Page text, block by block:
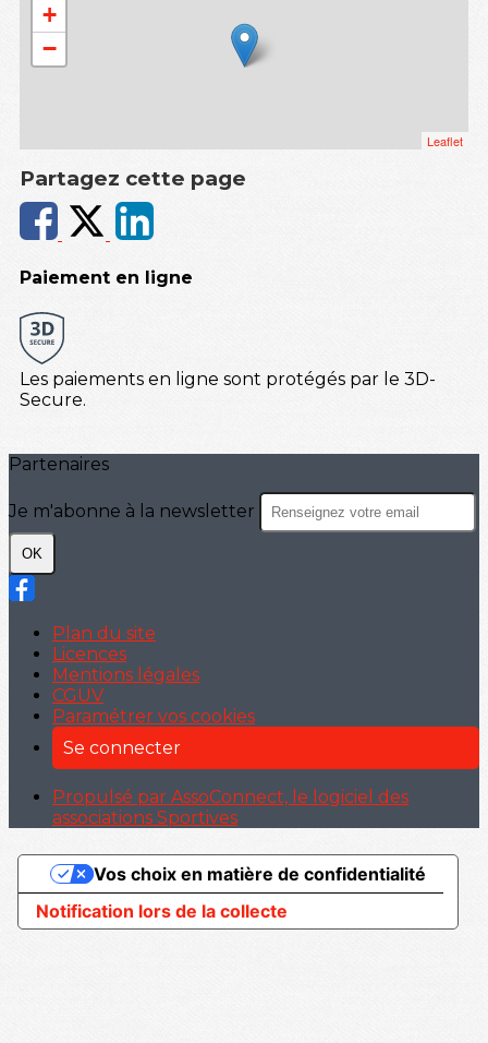
+
−
Leaflet
Partagez cette page
Paiement en ligne
Les paiements en ligne sont protégés par le 3D-
Secure.
Partenaires
Je m'abonne à la newsletter
OK
Plan du site
Licences
Mentions légales
CGUV
Paramétrer vos cookies
Se connecter
Propulsé par AssoConnect, le logiciel des
associations Sportives
Notification lors de la collecte
Vos choix en matière de confidentialité